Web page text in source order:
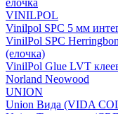
ёлочка
VINILPOL
Vinilpol SPC 5 мм
VinilPol SPC
(елочка)
VinilPol Glue LVT
Norland Neowood
UNION
Union Вида (VIDA